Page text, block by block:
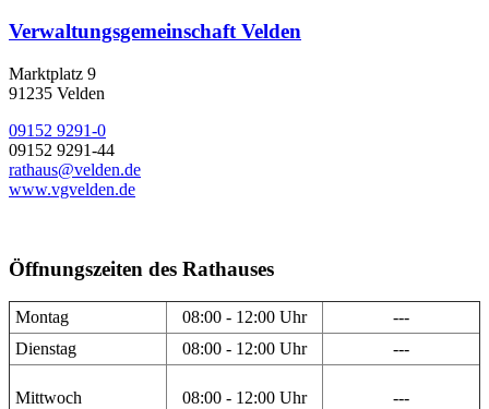
Verwaltungsgemeinschaft Velden
Marktplatz 9
91235 Velden
09152 9291-0
09152 9291-44
rathaus@velden.de
www.vgvelden.de
Öffnungszeiten des Rathauses
Montag 08:00 - 12:00 Uhr
---
Dienstag
08:00 - 12:00 Uhr ---
Mittwoch 08:00 - 12:00 Uhr ---